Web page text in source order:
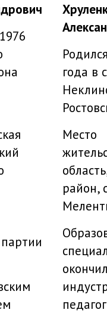
года в
Место
район,